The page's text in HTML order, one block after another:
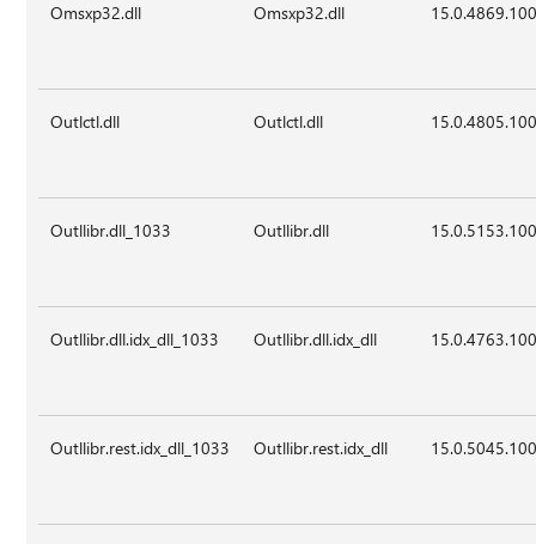
Omsxp32.dll Omsxp32.dll
Outlctl.dll Outlctl.dll
Outllibr.dll_1033 Outllibr.dll
Outllibr.dll.idx_dll_1033 Outllibr.dll.idx_dll
Outllibr.rest.idx_dll_1033 Outllibr.rest.idx_dll